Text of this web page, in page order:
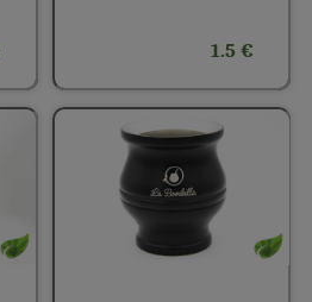
1.5 €